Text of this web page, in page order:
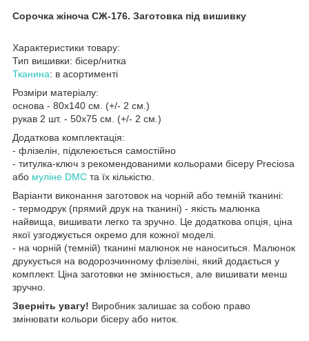
Сорочка жіноча СЖ-176. Заготовка під вишивку
Характеристики товару:
Тип вишивки: бісер/нитка
Тканина: в асортименті
Розміри матеріалу:
основа - 80х140 см. (+/- 2 см.)
рукав 2 шт. - 50х75 см. (+/- 2 см.)
Додаткова комплектація:
- флізелін, підклеюється самостійно
- титулка-ключ з рекомендованими кольорами бісеру Preciosa
або муліне DMC та їх кількістю.
Варіанти виконання заготовок на чорній або темній тканині:
- термодрук (прямий друк на тканині) - якість малюнка
найвища, вишивати легко та зручно. Це додаткова опція, ціна
якої узгоджується окремо для кожної моделі.
- на чорній (темній) тканині малюнок не наноситься. Малюнок
друкується на водорозчинному флізеліні, який додається у
комплект. Ціна заготовки не змінюється, але вишивати менш
зручно.
Зверніть увагу! Виробник залишає за собою право
змінювати кольори бісеру або ниток.